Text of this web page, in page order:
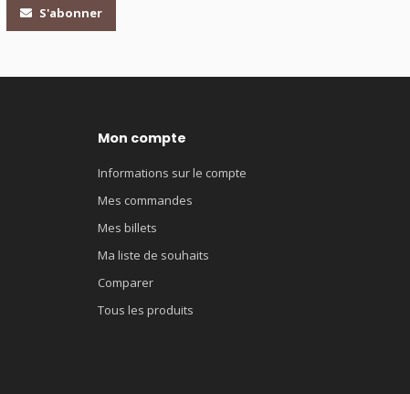
S'abonner
Mon compte
Informations sur le compte
Mes commandes
Mes billets
Ma liste de souhaits
Comparer
Tous les produits